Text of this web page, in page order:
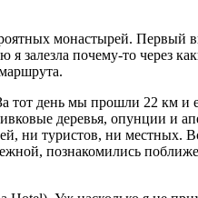
монастырей. Первый
почему-то через
тот день мы прошли 22 км и
деревья, опунции и
ни туристов, ни местных.
познакомились